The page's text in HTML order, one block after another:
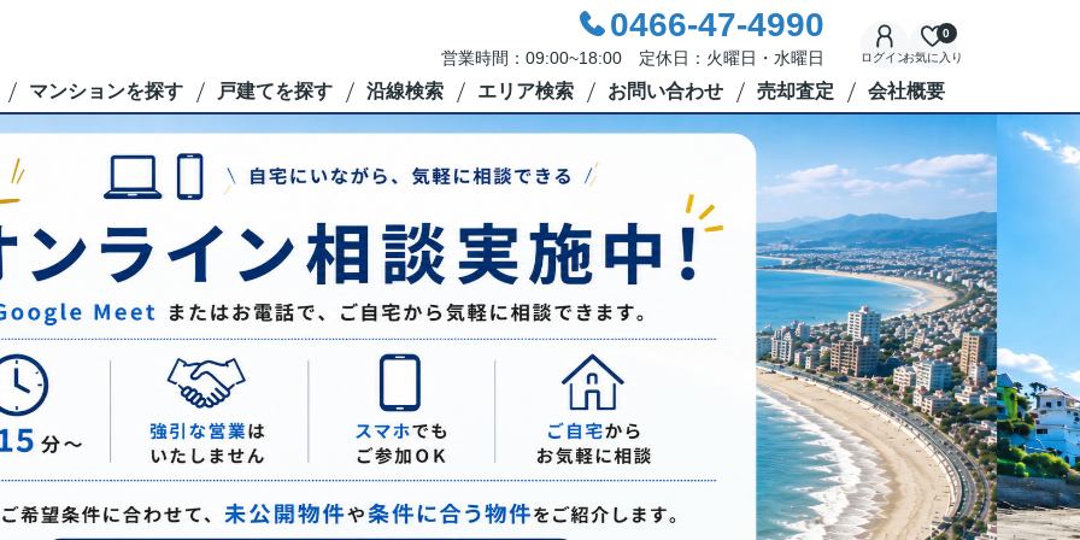
0466-47-4990
営業時間：09:00~18:00 定休日：火曜日・水曜日 ログインお気に入り
0
マンションを探す 戸建てを探す 沿線検索 エリア検索 お問い合わせ 売却査定 会社概要